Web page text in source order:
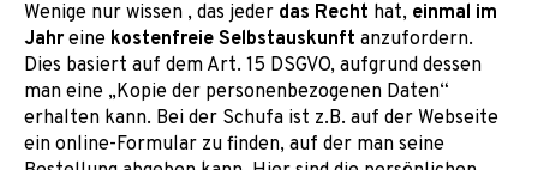
Wenige nur wissen , das jeder das Recht hat, einmal im
Jahreine kostenfreie Selbstauskunft anzufordern.
Dies basiert auf dem Art. 15 DSGVO, aufgrund dessen
man eine „Kopie der personenbezogenen Daten“
erhalten kann. Bei der Schufa ist z.B. auf der Webseite
ein online-Formular zu finden, auf der man seine